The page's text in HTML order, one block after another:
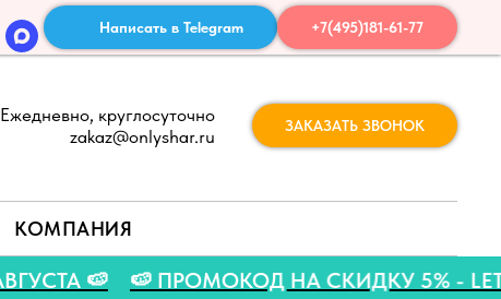
Написать в Telegram +7(495)181-61-77
Ежедневно, круглосуточно
zakaz@onlyshar.ru
ЗАКАЗАТЬ ЗВОНОК
КОМПАНИЯ
АВГУСТА 🍉 🍉 ПРОМОКОД НА СКИДКУ 5%